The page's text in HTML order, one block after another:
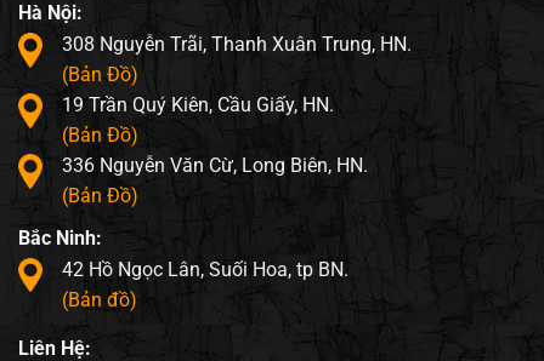
Hà Nội:
308 Nguyễn Trãi, Thanh Xuân Trung, HN.
(Bản Đồ)
19 Trần Quý Kiên, Cầu Giấy, HN.
(Bản Đồ)
336 Nguyễn Văn Cừ, Long Biên, HN.
(Bản Đồ)
Bắc Ninh:
42 Hồ Ngọc Lân, Suối Hoa, tp BN.
(Bản đồ)
Liên Hệ: